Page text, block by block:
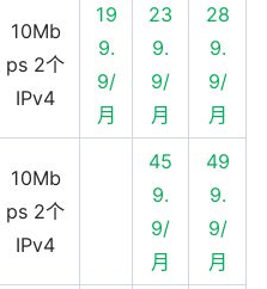
10Mb
ps 2个
IPv4
19
9.
9/
月
23
9.
9/
月
28
9.
9/
月
10Mb
ps 2个
IPv4
45
9.
9/
月
49
9.
9/
月